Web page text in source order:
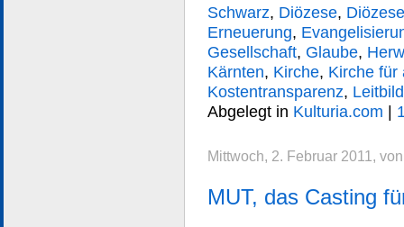
Schwarz, Diözese,
Erneuerung,
Gesellschaft, Glaube,
Kärnten, Kirche, Kirche für
Kostentransparenz, Leitbild
Abgelegt in Kulturia.com |
Mittwoch, 2. Februar 2011,
MUT, das Casting